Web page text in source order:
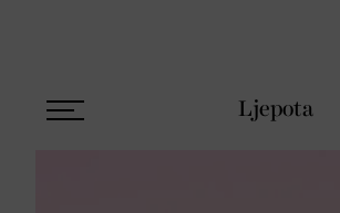
Ljepota